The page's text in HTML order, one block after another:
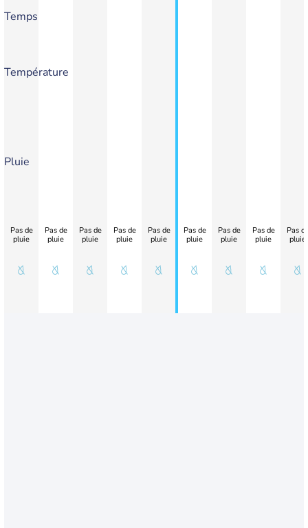
Temps
Température
Pluie
Pas de
pluie
Pas de
pluie
Pas de
pluie
Pas de
pluie
Pas de
pluie
Pas de
pluie
Pas de
pluie
Pas de
pluie
Pas
pluie